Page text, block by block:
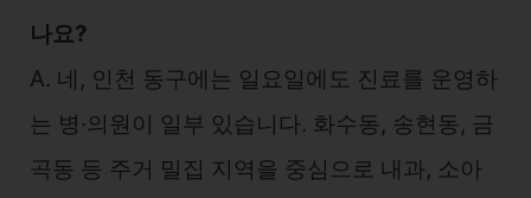
나요?
A. 네, 인천 동구에는 일요일에도 진료를 운영하
는 병·의원이 일부 있습니다. 화수동, 송현동, 금
곡동 등 주거 밀집 지역을 중심으로 내과, 소아